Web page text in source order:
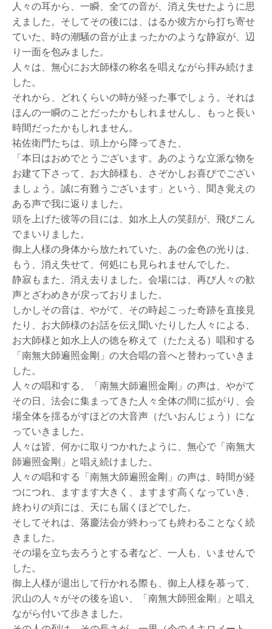
人々の耳から、一瞬、全ての音が、消え失せたように思
えました。そしてその後には、はるか彼方から打ち寄せ
ていた、時の潮騒の音が止まったかのような静寂が、辺
り一面を包みました。
人々は、無心にお大師様の称名を唱えながら拝み続けま
した。
それから、どれくらいの時が経った事でしょう。それは
ほんの一瞬のことだったかもしれませんし、もっと長い
時間だったかもしれません。
祐佐衛門たちは、頭上から降ってきた、
「本日はおめでとうございます。あのような立派な物を
お建て下さって、お大師様も、さぞかしお喜びでござい
ましょう。誠に有難うございます」という、聞き覚えの
ある声で我に返りました。
頭を上げた彼等の目には、如水上人の笑顔が、飛びこん
でまいりました。
御上人様の身体から放たれていた、あの金色の光りは、
もう、消え失せて、何処にも見られませんでした。
静寂もまた、消え去りました。会場には、再び人々の歓
声とざわめきが戻っておりました。
しかしその音は、やがて、その時起こった奇跡を直接見
たり、お大師様のお話を伝え聞いたりした人々による、
お大師様と如水上人の徳を称えて（たたえる）唱和する
「南無大師遍照金剛」の大合唱の音へと替わっていきま
した。
人々の唱和する、「南無大師遍照金剛」の声は、やがて
その日、法会に集まってきた人々全体の間に拡がり、会
場全体を揺るがすほどの大音声（だいおんじょう）にな
っていきました。
人々は皆、何かに取りつかれたように、無心で「南無大
師遍照金剛」と唱え続けました。
人々の唱和する「南無大師遍照金剛」の声は、時間が経
つにつれ、ますます大きく、ますます高くなっていき、
終わりの頃には、天にも届くほどでした。
そしてそれは、落慶法会が終わっても終わることなく続
きました。
その場を立ち去ろうとする者など、一人も、いませんで
した。
御上人様が退出して行かれる際も、御上人様を慕って、
沢山の人々がその後を追い、「南無大師照金剛」と唱え
ながら付いて歩きました。